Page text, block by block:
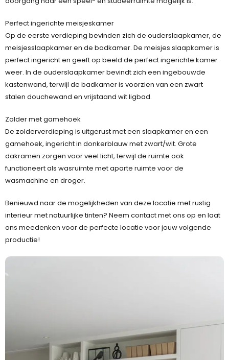
Perfect ingerichte meisjeskamer
Op de eerste verdieping bevinden zich de ouderslaapkamer, de
meisjesslaapkamer en de badkamer. De meisjes slaapkamer is
perfect ingericht en geeft op beeld de perfect ingerichte kamer
weer. In de ouderslaapkamer bevindt zich een ingebouwde
kastenwand, terwijl de badkamer is voorzien van een zwart
stalen douchewand en vrijstaand wit ligbad.
Zolder met gamehoek
De zolderverdieping is uitgerust met een slaapkamer en een
gamehoek, ingericht in donkerblauw met zwart/wit. Grote
dakramen zorgen voor veel licht, terwijl de ruimte ook
functioneert als wasruimte met aparte ruimte voor de
wasmachine en droger.
Benieuwd naar de mogelijkheden van deze locatie met rustig
interieur met natuurlijke tinten? Neem contact met ons op en laat
ons meedenken voor de perfecte locatie voor jouw volgende
productie!